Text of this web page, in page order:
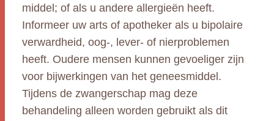
middel; of als u andere allergieën heeft.
Informeer uw arts of apotheker als u bipolaire
verwardheid, oog-, lever- of nierproblemen
heeft. Oudere mensen kunnen gevoeliger zijn
voor bijwerkingen van het geneesmiddel.
Tijdens de zwangerschap mag deze
behandeling alleen worden gebruikt als dit